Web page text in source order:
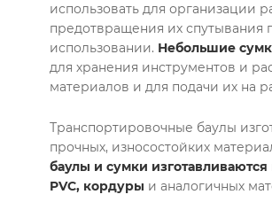
использовать для организации
предотвращения их спутывания
использовании. Небольшие
для хранения инструментов и
материалов и для подачи их на
Транспортировочные баулы
прочных, износостойких
баулы и сумки
PVC, кордуры и аналогичных